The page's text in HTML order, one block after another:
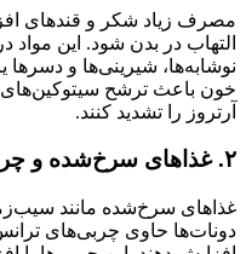
مصرف زیاد شکر و قندهای
التهاب در بدن شود. این مواد
نوشابه‌ها، شیرینی‌ها و
خون باعث ترشح سیتوکین‌های
آرتروز را تشدید کنند.
۲. غذاهای سرخ‌شده و چربی‌های ترانس
غذاهای سرخ‌شده مانند
دونات‌ها حاوی چربی‌های ترانس